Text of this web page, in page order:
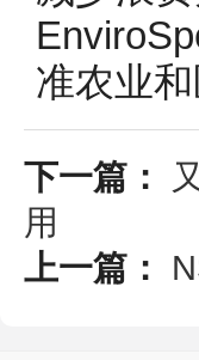
准农业
下一篇：
用
上一篇：